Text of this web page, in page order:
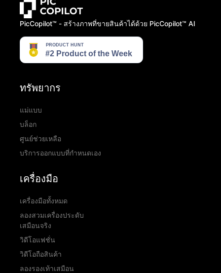
PicCopilot™️ - สร้างภาพที่ขายสินค้าได้ด้วย PicCopilot™️ AI
ทรัพยากร
แม่แบบ
บล็อก
ศูนย์ช่วยเหลือ
บริการออกแบบที่กำหนดเอง
เครื่องมือ
เครื่องมือทั้งหมด
ลองสวมเครื่องประดับ
เสมือนจริง
วิดีโอแฟชั่น
วิดีโอถือสินค้า
ลองรองเท้าเสมือน